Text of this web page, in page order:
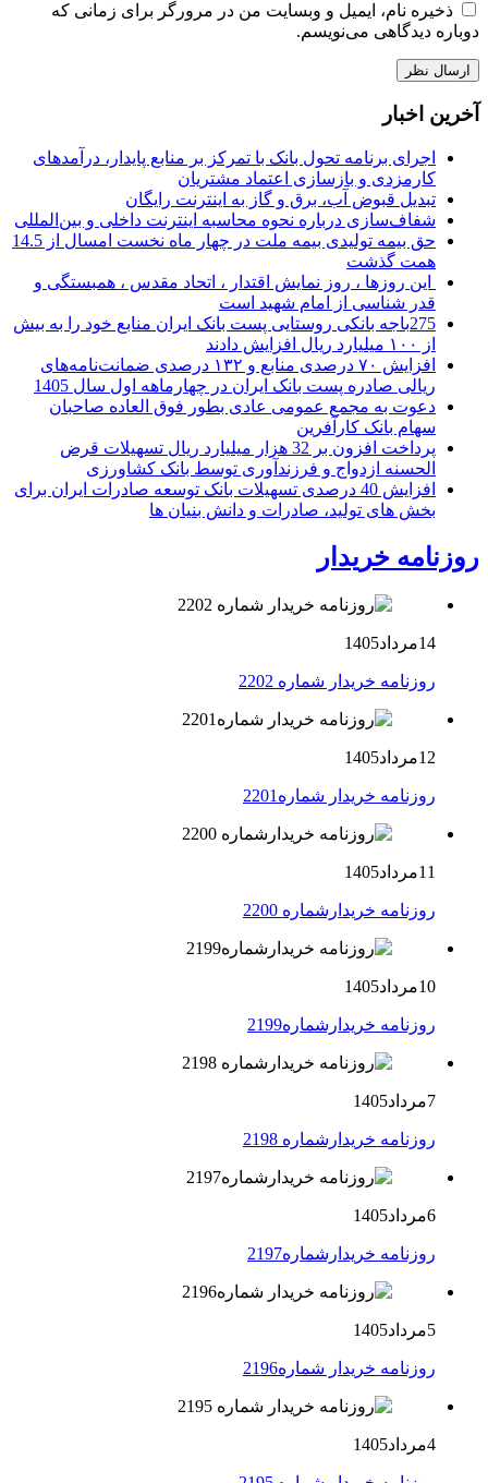
ذخیره نام، ایمیل و وبسایت من در مرورگر برای زمانی که
دوباره دیدگاهی می‌نویسم.
آخرین اخبار
اجرای برنامه تحول بانک با تمرکز بر منابع پایدار، درآمدهای
کارمزدی و بازسازی اعتماد مشتریان
تبدیل قبوض آب، برق و گاز به اینترنت رایگان
شفاف‌سازی درباره نحوه محاسبه اینترنت داخلی و بین‌المللی
حق بیمه تولیدی بیمه ملت در چهار ماه نخست امسال از 14.5
همت گذشت
این روزها ، روز نمایش اقتدار ، اتحاد مقدس ، همبستگی و
قدر شناسی از امام شهید است
275باجه بانکی روستایی پست بانک ایران منابع خود را به بیش
از ۱۰۰ میلیارد ریال افزایش دادند
افزایش ۷۰ درصدی منابع و ۱۳۲ درصدی ضمانت‌نامه‌های
ریالی صادره پست بانک ایران در چهارماهه اول سال 1405
دعوت به مجمع عمومی عادی بطور فوق العاده صاحبان
سهام بانک کارآفرین
پرداخت افزون بر 32 هزار میلیارد ریال تسهیلات قرض
الحسنه ازدواج و فرزندآوری توسط بانک کشاورزی
افزایش 40 درصدی تسهیلات بانک توسعه صادرات ایران برای
بخش های تولید، صادرات و دانش بنیان ها
روزنامه خریدار
14مرداد1405
روزنامه خریدار شماره 2202
12مرداد1405
روزنامه خریدار شماره2201
11مرداد1405
روزنامه خریدارشماره 2200
10مرداد1405
روزنامه خریدارشماره2199
7مرداد1405
روزنامه خریدارشماره 2198
6مرداد1405
روزنامه خریدارشماره2197
5مرداد1405
روزنامه خریدار شماره2196
4مرداد1405